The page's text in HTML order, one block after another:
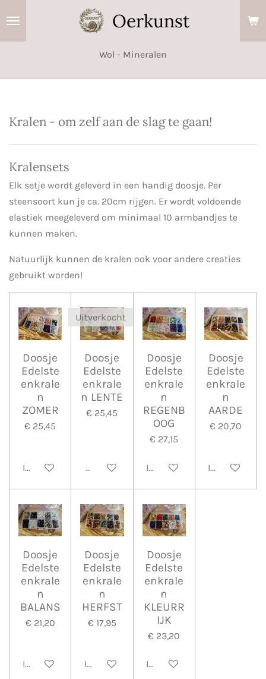
hoofdinhoud
Oerkunst
Wol - Mineralen
Kralen - om zelf aan de slag te gaan!
Kralensets
Elk setje wordt geleverd in een handig doosje. Per
steensoort kun je ca. 20cm rijgen. Er wordt voldoende
elastiek meegeleverd om minimaal 10 armbandjes te
kunnen maken.
Natuurlijk kunnen de kralen ook voor andere creaties
gebruikt worden!
Doosje
Edelste
enkrale
n
ZOMER
€ 25,45
In winkelwagen
Uitverkocht
Doosje
Edelste
enkrale
n LENTE
€ 25,45
Uitverkocht
Doosje
Edelste
enkrale
n
REGENB
OOG
€ 27,15
In winkelwagen
Doosje
Edelste
enkrale
n
AARDE
€ 20,70
In
Doosje
Edelste
enkrale
n
BALANS
€ 21,20
In winkelwagen
Doosje
Edelste
enkrale
n
HERFST
€ 17,95
In winkelwagen
Doosje
Edelste
enkrale
n
KLEURR
IJK
€ 23,20
In winkelwagen